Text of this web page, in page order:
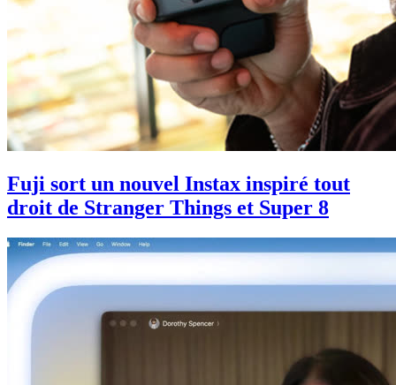
Fuji sort un nouvel Instax inspiré tout
droit de Stranger Things et Super 8